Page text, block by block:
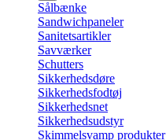
Sålbænke
Sandwichpaneler
Sanitetsartikler
Savværker
Schutters
Sikkerhedsdøre
Sikkerhedsfodtøj
Sikkerhedsnet
Sikkerhedsudstyr
Skimmelsvamp produkter